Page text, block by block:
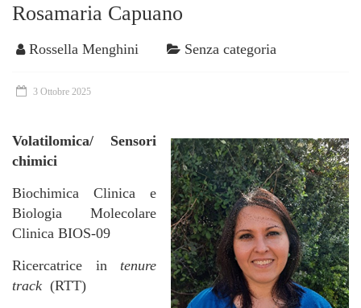
Rosamaria Capuano
Rossella Menghini Senza categoria
3 Ottobre 2025
Volatilomica/ Sensori
chimici
Biochimica Clinica e
Biologia Molecolare
Clinica BIOS-09
Ricercatrice in tenure
track (RTT)